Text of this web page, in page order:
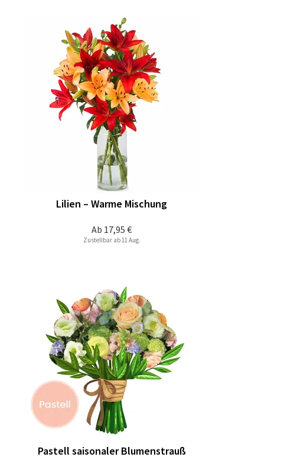
Ab 17,95 €
Lilien – Warme Mischung
Zustellbar ab 11 Aug.
Pastell saisonaler Blumenstrauß